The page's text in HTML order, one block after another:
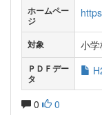
ホームペー
ジ
対象 小学
ＰＤＦデー
タ
0 0